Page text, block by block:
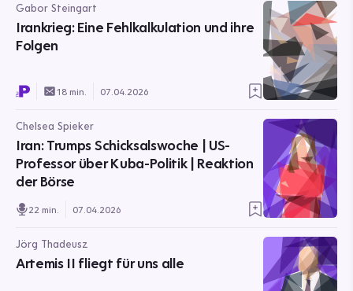
Gabor Steingart
Irankrieg: Eine Fehlkalkulation und ihre
Folgen
18 min. 07.04.2026
Chelsea Spieker
Iran: Trumps Schicksalswoche | US-
Professor über Kuba-Politik | Reaktion
der Börse
22 min. 07.04.2026
Jörg Thadeusz
Artemis II fliegt für uns alle